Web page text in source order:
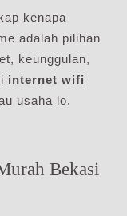
kenapa
adalah pilihan
keunggulan,
internet wifi
usaha lo.
Bekasi